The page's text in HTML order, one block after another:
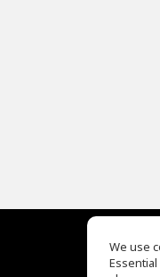
EQ
We use